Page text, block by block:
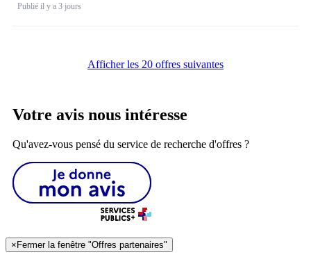
Publié il y a 3 jours
Afficher les 20 offres suivantes
Votre avis nous intéresse
Qu'avez-vous pensé du service de recherche d'offres ?
× Fermer la fenêtre "Offres partenaires"